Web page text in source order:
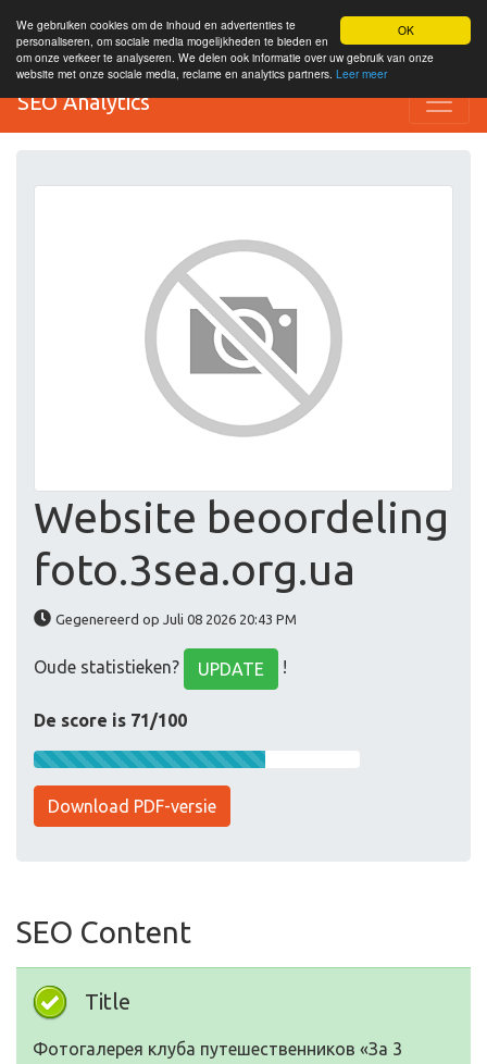
OK
We gebruiken cookies om de inhoud en advertenties te
personaliseren, om sociale media mogelijkheden te bieden en
om onze verkeer te analyseren. We delen ook informatie over uw gebruik van onze
website met onze sociale media, reclame en analytics partners. Leer meer
SEO Analytics
Website beoordeling
foto.3sea.org.ua
Gegenereerd op Juli 08 2026 20:43 PM
Oude statistieken? UPDATE !
De score is 71/100
Download PDF-versie
SEO Content
Title
Фотогалерея клуба путешественников «За 3